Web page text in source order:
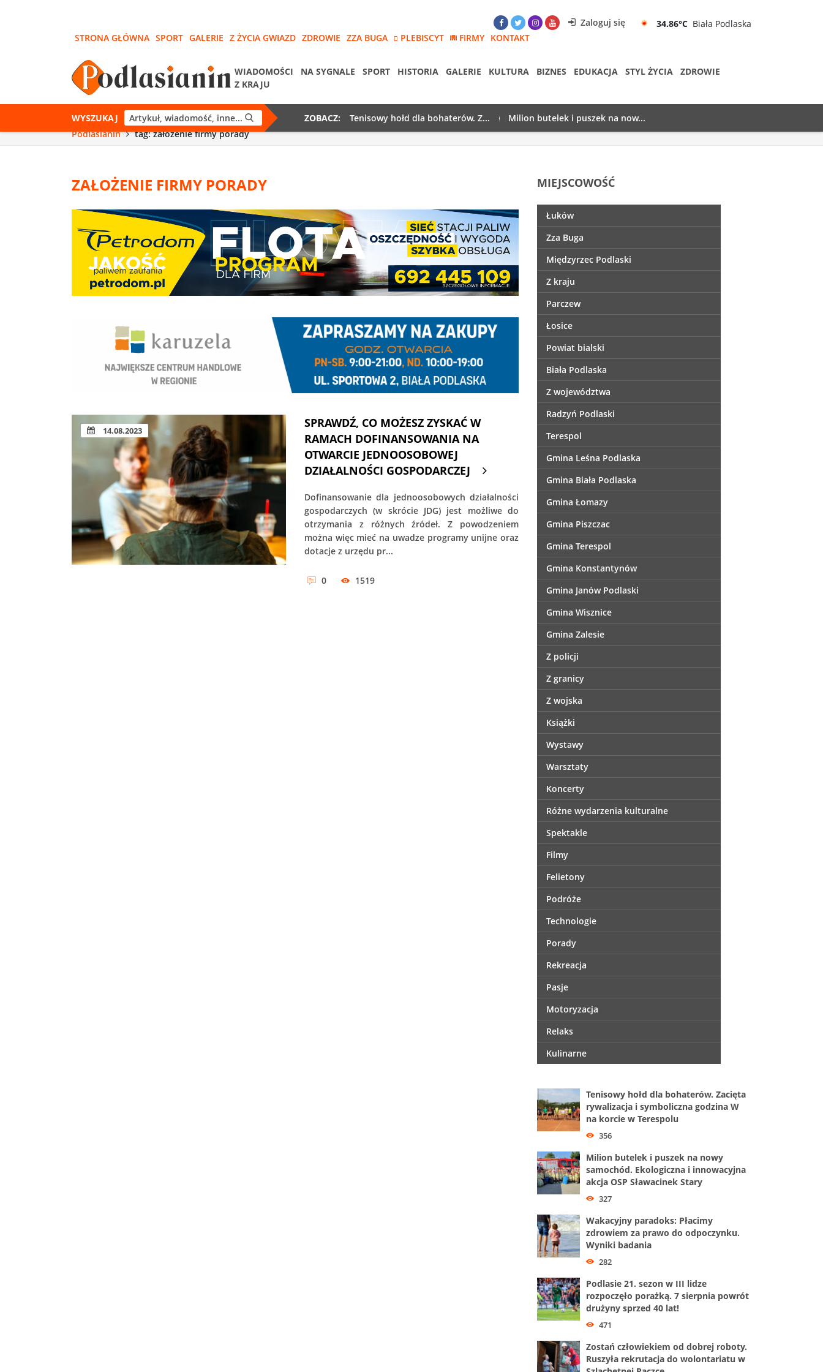
Zaloguj się 34.86°C Biała Podlaska
STRONA GŁÓWNA SPORT GALERIE Z ŻYCIA GWIAZD ZDROWIE ZZA BUGA PLEBISCYT FIRMY KONTAKT
WIADOMOŚCI NA SYGNALE SPORT HISTORIA GALERIE KULTURA BIZNES EDUKACJA STYL ŻYCIA
ZDROWIE
Z KRAJU
WYSZUKAJ ZOBACZ: Tenisowy hołd dla bohaterów. Z...
Milion butelek i puszek na now...
Podlasianin
tag: założenie firmy porady
ZAŁOŻENIE FIRMY PORADY
14.08.2023
SPRAWDŹ, CO MOŻESZ ZYSKAĆ W
RAMACH DOFINANSOWANIA NA
OTWARCIE JEDNOOSOBOWEJ
DZIAŁALNOŚCI GOSPODARCZEJ
Dofinansowanie dla jednoosobowych działalności
gospodarczych (w skrócie JDG) jest możliwe do
otrzymania z różnych źródeł. Z powodzeniem
można więc mieć na uwadze programy unijne oraz
dotacje z urzędu pr...
0 1519
MIEJSCOWOŚĆ
Łuków
Zza Buga
Międzyrzec Podlaski
Z kraju
Parczew
Łosice
Powiat bialski
Biała Podlaska
Z województwa
Radzyń Podlaski
Terespol
Gmina Leśna Podlaska
Gmina Biała Podlaska
Gmina Łomazy
Gmina Piszczac
Gmina Terespol
Gmina Konstantynów
Gmina Janów Podlaski
Gmina Wisznice
Gmina Zalesie
Z policji
Z granicy
Z wojska
Książki
Wystawy
Warsztaty
Koncerty
Różne wydarzenia kulturalne
Spektakle
Filmy
Felietony
Podróże
Technologie
Porady
Rekreacja
Pasje
Motoryzacja
Relaks
Kulinarne
Tenisowy hołd dla bohaterów. Zacięta
rywalizacja i symboliczna godzina W
na korcie w Terespolu
356
Milion butelek i puszek na nowy
samochód. Ekologiczna i innowacyjna
akcja OSP Sławacinek Stary
327
Wakacyjny paradoks: Płacimy
zdrowiem za prawo do odpoczynku.
Wyniki badania
282
Podlasie 21. sezon w III lidze
rozpoczęło porażką. 7 sierpnia powrót
drużyny sprzed 40 lat!
471
Zostań człowiekiem od dobrej roboty.
Ruszyła rekrutacja do wolontariatu w